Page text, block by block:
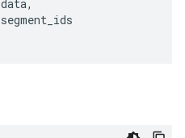
data,
segment_ids